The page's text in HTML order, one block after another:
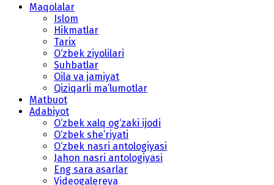
Maqolalar
Islom
Hikmatlar
Tarix
O‘zbek ziyolilari
Suhbatlar
Oila va jamiyat
Qiziqarli ma’lumotlar
Matbuot
Adabiyot
O‘zbek xalq og‘zaki ijodi
O‘zbek she’riyati
O‘zbek nasri antologiyasi
Jahon nasri antologiyasi
Eng sara asarlar
Videogalereya